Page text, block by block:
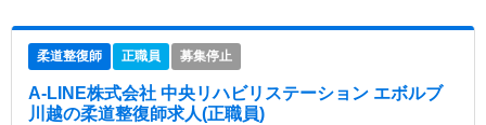
柔道整復師 正職員 募集停止
A-LINE株式会社 中央リハビリステーション エボルブ
川越の柔道整復師求人(正職員)